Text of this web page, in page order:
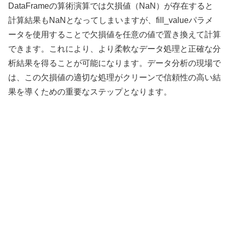
DataFrameの算術演算では欠損値（NaN）が存在すると
計算結果もNaNとなってしまいますが、fill_valueパラメ
ータを使用することで欠損値を任意の値で置き換えて計算
できます。これにより、より柔軟なデータ処理と正確な分
析結果を得ることが可能になります。データ分析の現場で
は、この欠損値の適切な処理がクリーンで信頼性の高い結
果を導くための重要なステップとなります。